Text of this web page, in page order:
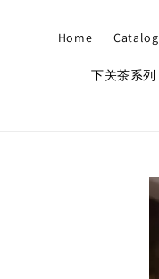
Home Catalog
下关茶系列